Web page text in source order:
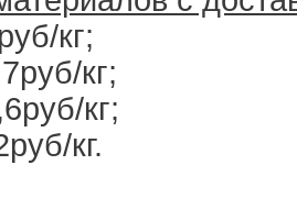
кг;
кг;
кг;
кг.